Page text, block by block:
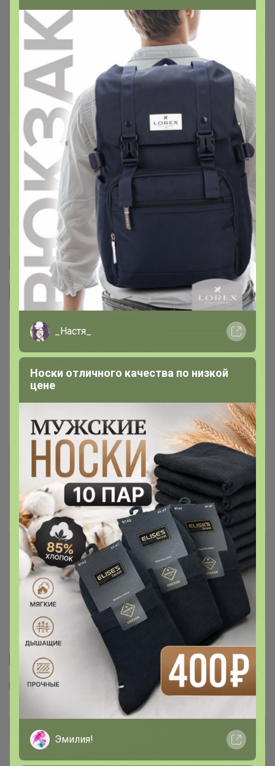
Сбор заказов в данной закупке
завершен
Перейти к текущей закупке
Леныра
Подписаться на закупку
Подписаться на организатора 10.4K
В архиве
—
Ожидание ~ 14 дней
44 лота
Комментарии к лотам
Отзывы участников 333
Условия участия
Ключевые даты
История проведённых выкупов
Cтраничка организатора
Другие СП организатора Леныра
_Настя_
Носки отличного качества по низкой
цене
Эмилия!